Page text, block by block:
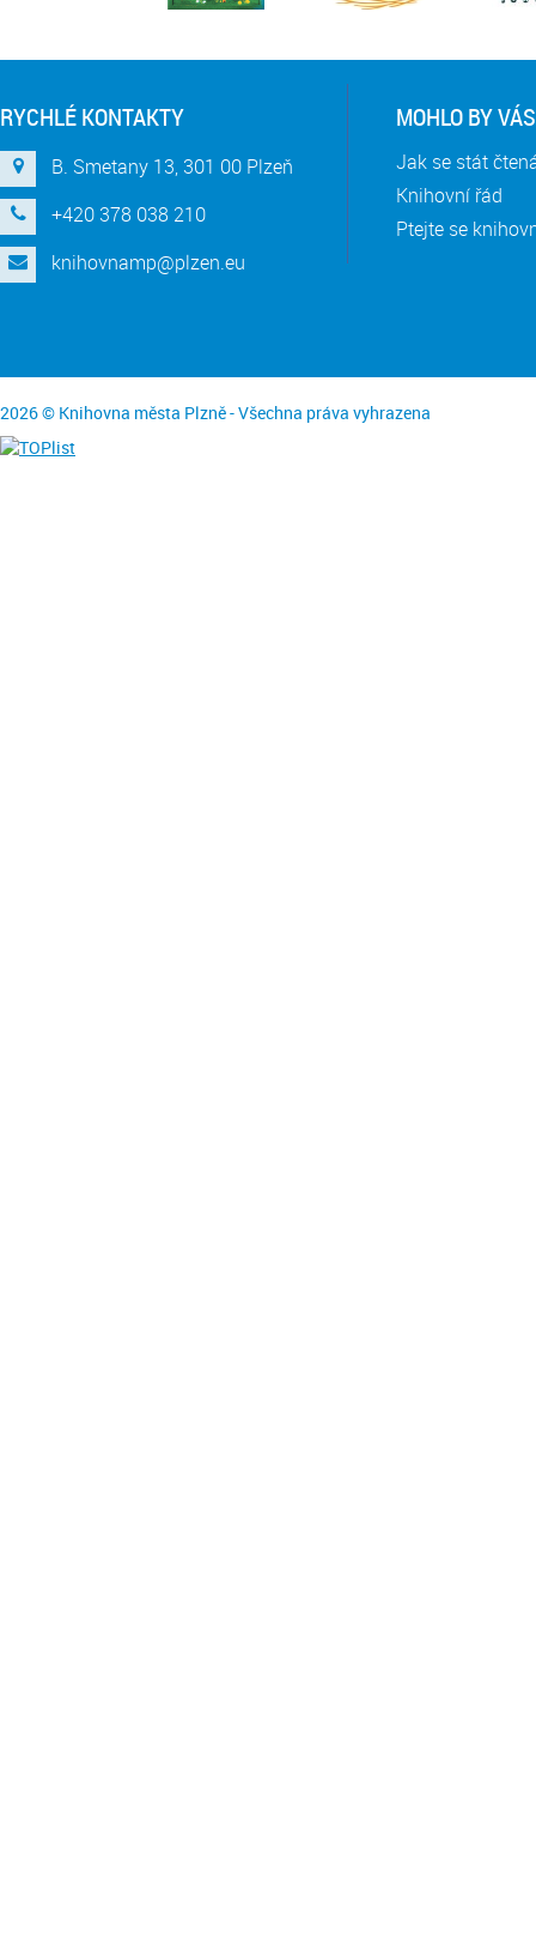
RYCHLÉ KONTAKTY
B. Smetany 13, 301 00 Plzeň
+420 378 038 210
knihovnamp@plzen.eu
MOHLO BY
Jak se stát
Knihovní řád
Ptejte se
2026 © Knihovna města Plzně - Všechna práva vyhrazena